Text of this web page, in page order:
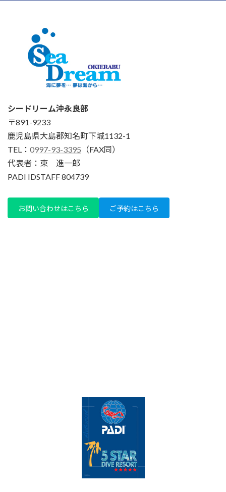
シードリーム沖永良部
〒891-9233
鹿児島県大島郡知名町下城1132-1
TEL： 0997-93-3395 （FAX同）
代表者：東 進一郎
PADI IDSTAFF 804739
お問い合わせはこちら ご予約はこちら